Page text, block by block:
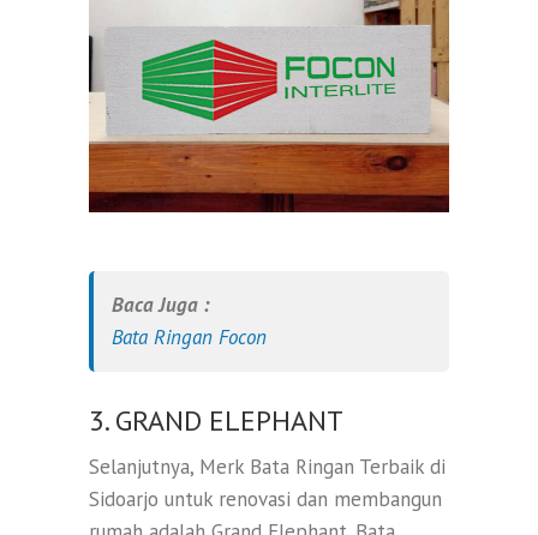
Baca Juga :
Bata Ringan Focon
3. GRAND ELEPHANT
Selanjutnya, Merk Bata Ringan Terbaik di
Sidoarjo untuk renovasi dan membangun